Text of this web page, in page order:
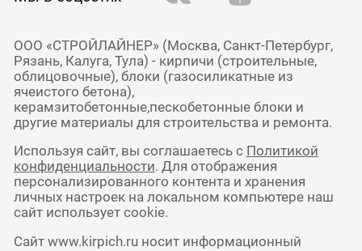
ООО «СТРОЙЛАЙНЕР» (Москва, Санкт-Петербург,
Рязань, Калуга, Тула) - кирпичи (строительные,
облицовочные), блоки (газосиликатные из
ячеистого бетона),
керамзитобетонные,пескобетонные блоки и
другие материалы для строительства и ремонта.
Используя сайт, вы соглашаетесь с Политикой
конфиденциальности. Для отображения
персонализированного контента и хранения
личных настроек на локальном компьютере наш
сайт использует cookie.
Сайт www.kirpich.ru носит информационный